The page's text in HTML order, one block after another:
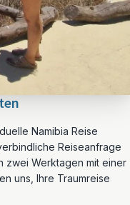
Namibia Reise
Reiseanfrage
zwei Werktagen mit einer
uns, Ihre Traumreise